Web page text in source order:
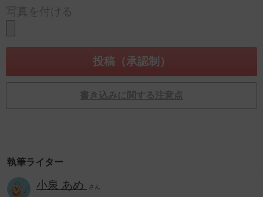
写真を付ける
書き込みに関する注意点
執筆ライター
小泉 あめ さん